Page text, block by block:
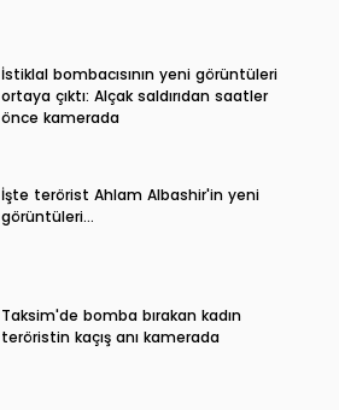
İstiklal bombacısının yeni görüntüleri
ortaya çıktı: Alçak saldırıdan saatler
önce kamerada
İşte terörist Ahlam Albashir'in yeni
görüntüleri…
Taksim'de bomba bırakan kadın
teröristin kaçış anı kamerada